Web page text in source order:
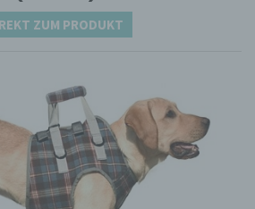
ZUM PRODUKT
der Verarbeitung der sie
personenbezogenen Daten
des für die Verarbeitung
Sinne der Datenschutz-
sonstiger in den Mitgliedstaaten
Union geltenden
und anderer Bestimmungen
Charakter ist die: